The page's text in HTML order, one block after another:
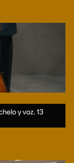
y voz.13